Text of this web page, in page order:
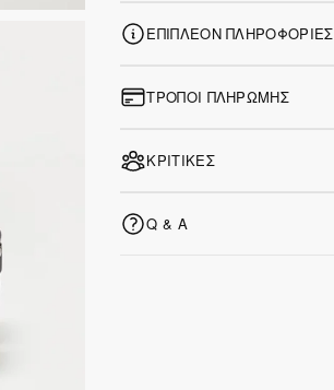
ΕΠΙΠΛΈΟΝ ΠΛΗΡΟΦΟΡΊΕΣ
ΤΡΌΠΟΙ ΠΛΗΡΩΜΉΣ
ΚΡΙΤΙΚΈΣ
Q & A